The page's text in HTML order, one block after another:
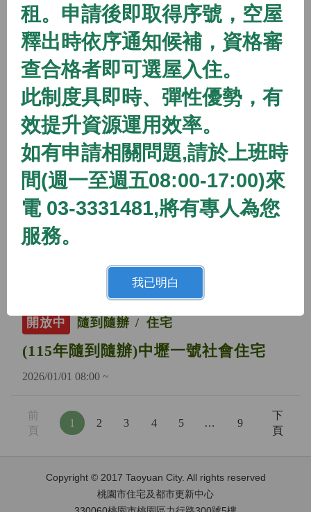
開放中 隨到隨辦 住宅
(115年隨到隨辦)八德三號社會住宅
2026/01/01 08:00 ~
開放中 隨到隨辦 住宅
(115年隨到隨辦)蘆竹一號社會住宅
2026/01/01 08:00 ~
開放中
開放中 隨到隨辦 住宅
(115年隨到隨辦)中壢一號社會住宅
2026/01/01 08:00 ~
前
頁
1 2 3 4 5 … 9
下
頁
Copyright © 2017 Taoyuan City. All rights reserved
桃園市住宅及都市更新中心
租。申請後即取得序號，空屋
釋出時依序通知候補，資格審
查合格者即可選屋入住。
此制度具即時、彈性優勢，有
效提升資源運用效率。
如有申請相關問題,請於上班時
間(週一至週五08:00-17:00)來
電 03-3331481,將有專人為您
服務。
我已明白